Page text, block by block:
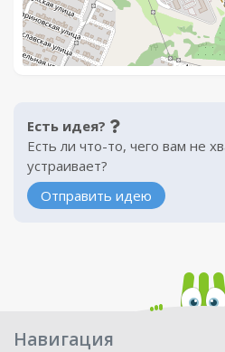
Есть идея?
Есть ли что-то, чего вам не
устраивает?
Отправить идею
Навигация